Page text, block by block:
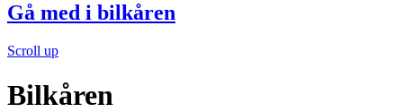
Gå med i bilkåren
Scroll up
Bilkåren